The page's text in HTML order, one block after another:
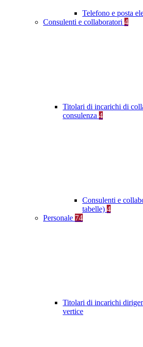
Telefono e posta
Consulenti e collaboratori 4
Titolari di incarichi di
consulenza 4
Consulenti e
tabelle) 4
Personale 74
Titolari di incarichi
vertice